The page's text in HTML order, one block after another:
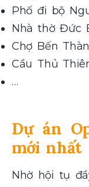
Phố đi bộ
Nhà thờ Đức
Chợ Bến
Cầu Thủ
…
Dự án
mới nhất
Nhờ hội tụ